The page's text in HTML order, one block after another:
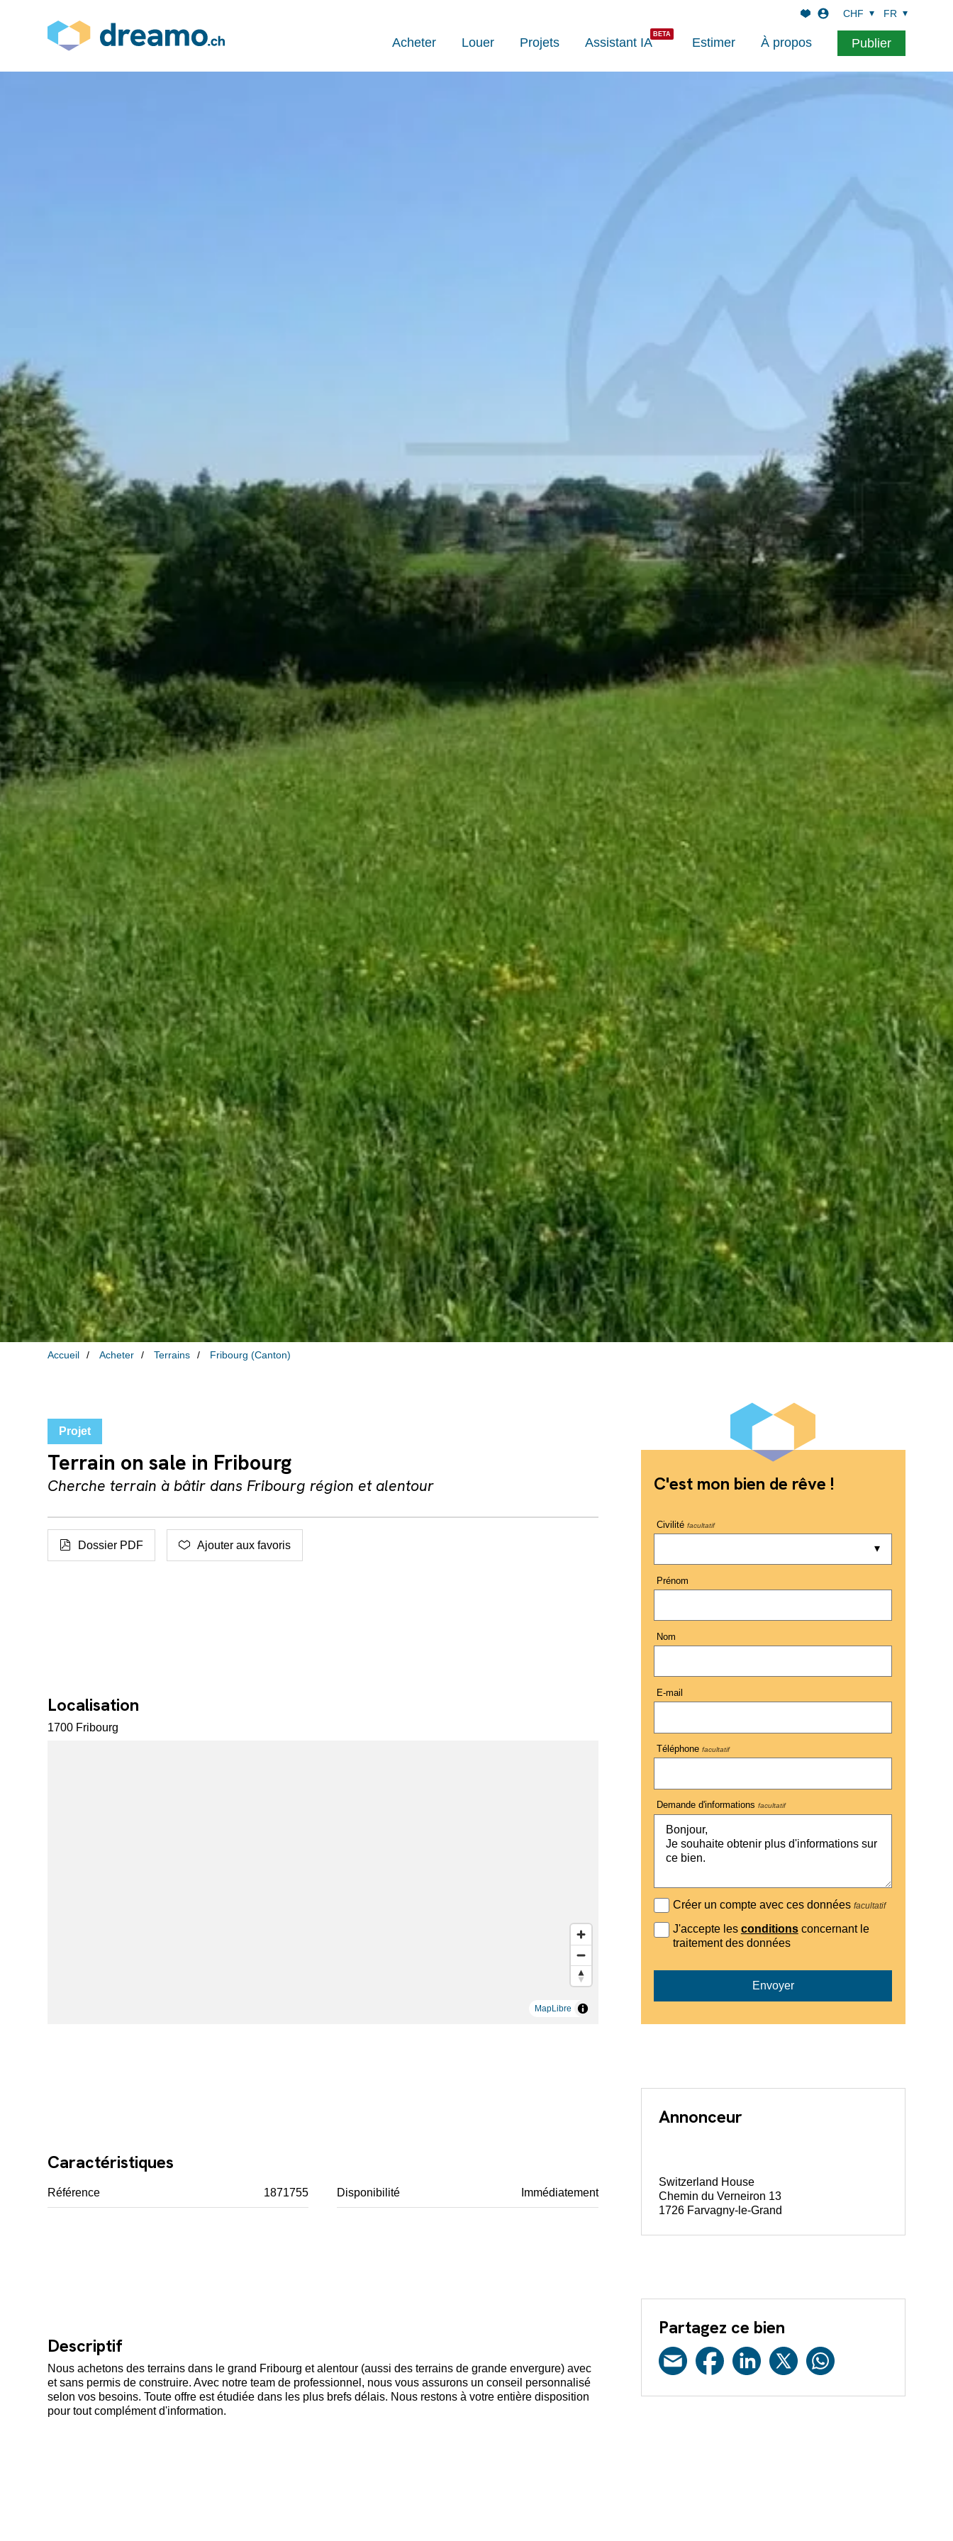
Acheter Louer Projets Assistant IA Estimer À propos Publier
CHF FR
Accueil Acheter Terrains Fribourg (Canton)
Projet
Terrain on sale in Fribourg
Cherche terrain à bâtir dans Fribourg région et alentour
Dossier PDF Ajouter aux favoris
Localisation
1700 Fribourg
MapLibre
Caractéristiques
Référence 1871755 Disponibilité Immédiatement
Descriptif
Nous achetons des terrains dans le grand Fribourg et alentour (aussi des terrains de grande envergure) avec
et sans permis de construire. Avec notre team de professionnel, nous vous assurons un conseil personnalisé
selon vos besoins. Toute offre est étudiée dans les plus brefs délais. Nous restons à votre entière disposition
pour tout complément d'information.
C'est mon bien de rêve !
Civilitéfacultatif
Prénom
Nom
E-mail
Téléphonefacultatif
Demande d'informationsfacultatif
Créer un compte avec ces données facultatif
J'accepte les conditionsconcernant le
traitement des données
Envoyer
Annonceur
Switzerland House
Chemin du Verneiron 13
1726 Farvagny-le-Grand
Partagez ce bien